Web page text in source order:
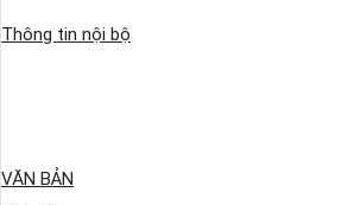
Thông tin nội bộ
VĂN BẢN